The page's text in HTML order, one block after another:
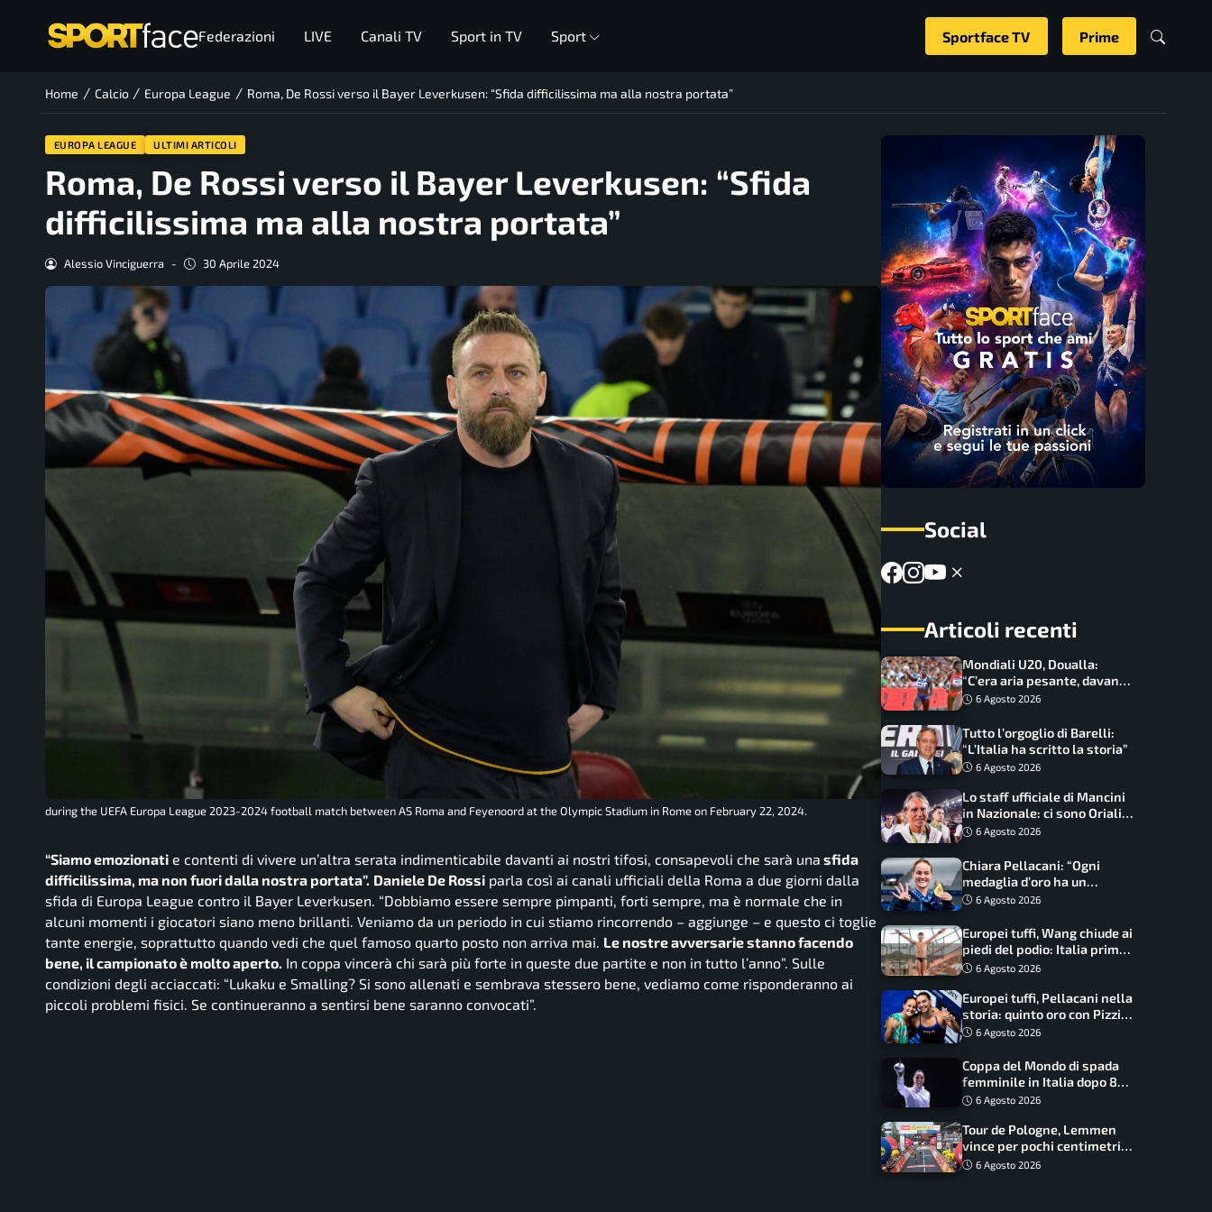
Federazioni LIVE Canali TV Sport in TV Sport Sportface TV Prime
Home / Calcio / Europa League / Roma, De Rossi verso il Bayer Leverkusen: “Sfida difficilissima ma alla nostra portata”
EUROPA LEAGUE ULTIMI ARTICOLI
Roma, De Rossi verso il Bayer Leverkusen: “Sfida
difficilissima ma alla nostra portata”
Alessio Vinciguerra - 30 Aprile 2024
during the UEFA Europa League 2023-2024 football match between AS Roma and Feyenoord at the Olympic Stadium in Rome on February 22, 2024.
“Siamo emozionati e contenti di vivere un’altra serata indimenticabile davanti ai nostri tifosi, consapevoli che sarà una sfida
difficilissima, ma non fuori dalla nostra portata”. Daniele De Rossi parla così ai canali ufficiali della Roma a due giorni dalla
sfida di Europa League contro il Bayer Leverkusen. “Dobbiamo essere sempre pimpanti, forti sempre, ma è normale che in
alcuni momenti i giocatori siano meno brillanti. Veniamo da un periodo in cui stiamo rincorrendo – aggiunge – e questo ci toglie
tante energie, soprattutto quando vedi che quel famoso quarto posto non arriva mai. Le nostre avversarie stanno facendo
bene, il campionato è molto aperto. In coppa vincerà chi sarà più forte in queste due partite e non in tutto l’anno”. Sulle
condizioni degli acciaccati: “Lukaku e Smalling? Si sono allenati e sembrava stessero bene, vediamo come risponderanno ai
piccoli problemi fisici. Se continueranno a sentirsi bene saranno convocati”.
Social
Articoli recenti
Mondiali U20, Doualla:
“C’era aria pesante, davano
le mascherine! Finale? Non
6 Agosto 2026
Tutto l’orgoglio di Barelli:
“L’Italia ha scritto la storia”
6 Agosto 2026
Lo staff ufficiale di Mancini
in Nazionale: ci sono Oriali e
Bonucci, confermato un
6 Agosto 2026
Chiara Pellacani: “Ogni
medaglia d’oro ha un
significato diverso. Ho fatto
6 Agosto 2026
Europei tuffi, Wang chiude ai
piedi del podio: Italia prima
nel medagliere
6 Agosto 2026
Europei tuffi, Pellacani nella
storia: quinto oro con Pizzini
nel sincro da 3 metri
6 Agosto 2026
Coppa del Mondo di spada
femminile in Italia dopo 8
anni, Alberta Santuccio: “Il
frutti”
6 Agosto 2026
Tour de Pologne, Lemmen
vince per pochi centimetri
su Scaroni: maxi-caduta e
6 Agosto 2026